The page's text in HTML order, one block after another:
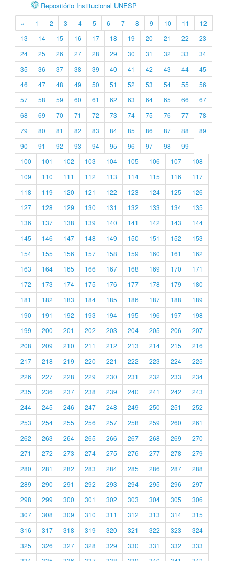
Repositório Institucional UNESP
« 1 2 3 4 5 6 7 8 9 10 11
12
13
14 15 16 17 18 19 20 21 22
23
24
25 26 27 28 29 30 31 32 33
34
35
36 37 38 39 40 41 42 43 44
45
46
47 48 49 50 51 52 53 54 55
56
57
58 59 60 61 62 63 64 65 66
67
68
69 70 71 72 73 74 75 76 77
78
79
80 81 82 83 84 85 86 87 88
89
90
91 92 93 94 95 96 97 98
99
100
101 102 103 104 105 106 107
108
109
110 111 112 113 114 115 116
117
118
119 120 121 122 123 124 125
126
127
128 129 130 131 132 133 134
135
136
137 138 139 140 141 142 143
144
145
146 147 148 149 150 151 152
153
154
155 156 157 158 159 160 161
162
163
164 165 166 167 168 169 170
171
172
173 174 175 176 177 178 179
180
181
182 183 184 185 186 187 188
189
190
191 192 193 194 195 196 197
198
199
200 201 202 203 204 205 206
207
208
209 210 211 212 213 214 215
216
217
218 219 220 221 222 223 224
225
226
227 228 229 230 231 232 233
234
235
236 237 238 239 240 241 242
243
244
245 246 247 248 249 250 251
252
253
254 255 256 257 258 259 260
261
262
263 264 265 266 267 268 269
270
271
272 273 274 275 276 277 278
279
280
281 282 283 284 285 286 287
288
289
290 291 292 293 294 295 296
297
298
299 300 301 302 303 304 305
306
307
308 309 310 311 312 313 314
315
316
317 318 319 320 321 322 323
324
325
326 327 328 329 330 331 332
333